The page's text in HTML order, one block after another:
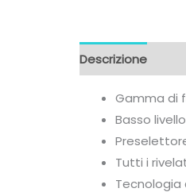
Descrizione
Gamma di
Basso
Tutti i
Tecnologia